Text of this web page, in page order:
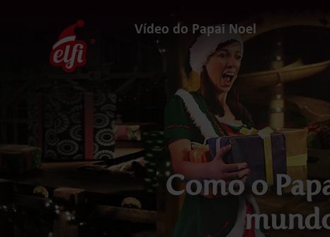
Vídeo do Papai Noel
Como o